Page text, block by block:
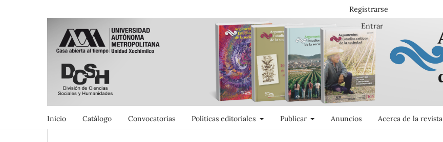
Inicio Catálogo Convocatorias Políticas editoriales Publicar Anuncios Acerca de la revista
Registrarse
Entrar